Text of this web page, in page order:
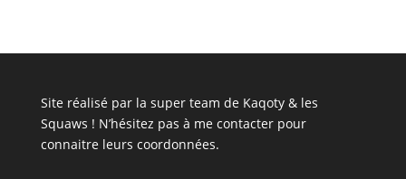
Site réalisé par la super team de Kaqoty & les
Squaws ! N’hésitez pas à me contacterpour
connaitre leurs coordonnées.